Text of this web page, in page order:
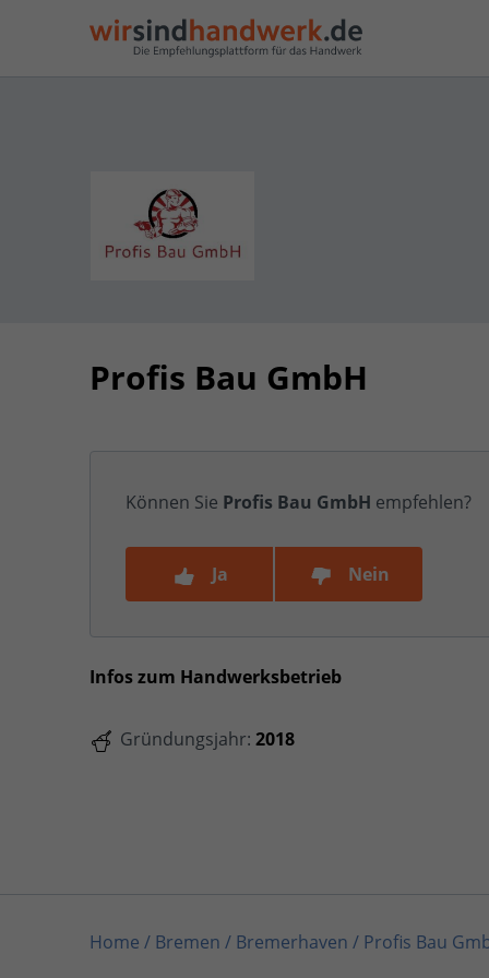
Profis Bau GmbH
Können Sie Profis Bau GmbH empfehlen?
Ja Nein
Infos zum Handwerksbetrieb
Gründungsjahr: 2018
Home / Bremen / Bremerhaven / Profis Bau